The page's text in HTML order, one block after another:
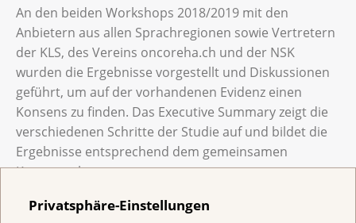
Privatsphäre-Einstellungen
An den beiden Workshops 2018/2019 mit den
Anbietern aus allen Sprachregionen sowie Vertretern
der KLS, des Vereins oncoreha.ch und der NSK
wurden die Ergebnisse vorgestellt und Diskussionen
geführt, um auf der vorhandenen Evidenz einen
Konsens zu finden. Das Executive Summary zeigt die
verschiedenen Schritte der Studie auf und bildet die
Ergebnisse entsprechend dem gemeinsamen
Konsens ab.
Schlussbericht Nationale Studie Onkoreha